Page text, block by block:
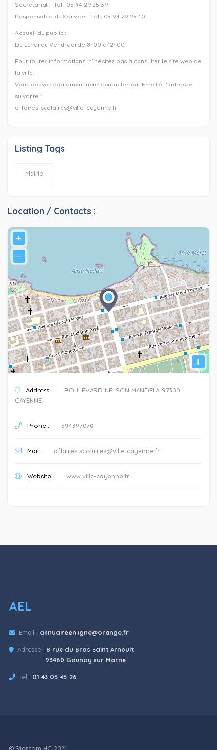
Secrétariat – Tél : 05 94 29 25 39
Responsable du Service – Tél : 05 94 29 25 40
Accueil du public :
Du Lundi au Vendredi de 8h00 à 12h00.
Pour toutes informations, n’ hésitez pas à consulter le site web de
la ville.
Vous pouvez également nous contacter par Email à l’ adresse
suivante :
affaires-scolaires@ville-cayenne.fr
Listing Tags
Mairie
Location / Contacts :
+
−
i
Address :
BOULEVARD NELSON MANDELA 97300
CAYENNE
Phone : 594397070
Mail : affaires-scolaires@ville-cayenne.fr
Website : www.ville-cayenne.fr
AEL
Email : annuaireenligne@orange.fr
Adresse : 8 rue du Bras Saint Arnoult
93460 Gounay sur Marne
Tél : 01 43 05 45 26
© Starcom HC 2021